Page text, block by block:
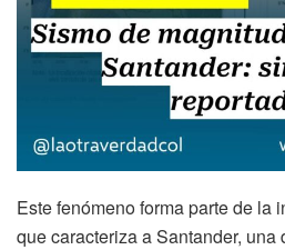
Este fenómeno forma parte de la
que caracteriza a Santander, una